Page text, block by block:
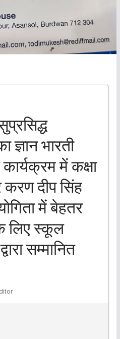
ज्ञान भारती
में कक्षा
करण दीप सिंह
में बेहतर
लिए स्कूल
सम्मानित